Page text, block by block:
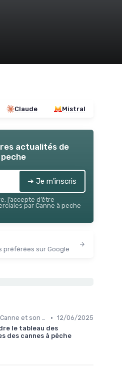
Claude Mistral
actualités de
peche
➔ Je m'inscris
j’accepte d’être
par Canne à peche
préférées sur Google
Choisir sa Canne et son Équipement • 12/06/2025
le tableau des
des cannes à pêche